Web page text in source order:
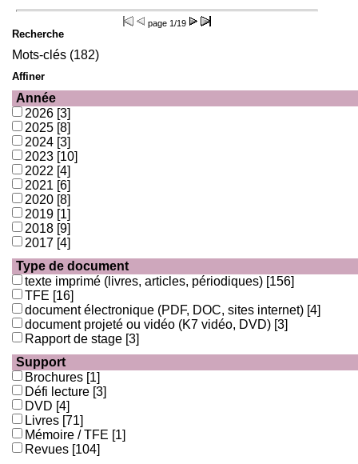
page 1/19
Recherche
Mots-clés (182)
Affiner
Année
2026 [3]
2025 [8]
2024 [3]
2023 [10]
2022 [4]
2021 [6]
2020 [8]
2019 [1]
2018 [9]
2017 [4]
Type de document
texte imprimé (livres, articles, périodiques) [156]
TFE [16]
document électronique (PDF, DOC, sites internet) [4]
document projeté ou vidéo (K7 vidéo, DVD) [3]
Rapport de stage [3]
Support
Brochures [1]
Défi lecture [3]
DVD [4]
Livres [71]
Mémoire / TFE [1]
Revues [104]